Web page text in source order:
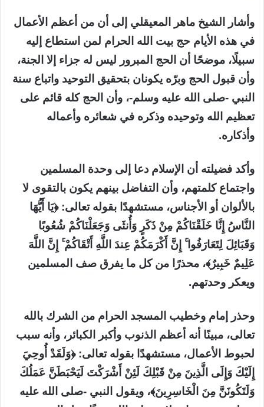
وأشار الشيخ ماهر المعيقلي إلى أن من أعظم الأعمال
في هذه الأيام حج بيت الله الحرام لمن استطاع إليه
سبيلًا، موضحًا أن الحج المبرور ليس له جزاء إلا الجنة،
وأن قبول الحج وبرّه يكونان بتحقيق التوحيد واتباع سنة
النبي -صلى الله عليه وسلم-، وأن الحج كله قائم على
تعظيم الله وتوحيده وذكره في شعائره وأعماله
وأذكاره.
وأكد فضيلته أن الإسلام دعا إلى وحدة المسلمين
واجتماع كلمتهم، وأن التفاضل بينهم يكون بالتقوى لا
بالألوان أو الأجناس، مستشهدًا بقوله تعالى: ﴿يَا أَيُّهَا
النَّاسُ إِنَّا خَلَقْنَاكُمْ مِنْ ذَكَرٍ وَأُنثَى وَجَعَلْنَاكُمْ شُعُوبًا
وَقَبَائِلَ لِتَعَارَفُوا ۚ إِنَّ أَكْرَمَكُمْ عِندَ اللَّهِ أَتْقَاكُمْ ۚ إِنَّ اللَّهَ
عَلِيمٌ خَبِيرٌ﴾، محذرًا من كل ما يفرق صف المسلمين
ويعكر وحدتهم.
وحذر إمام وخطيب المسجد الحرام من الشرك بالله
تعالى، مبينًا أنه أعظم الذنوب وأكبر الكبائر، وأنه سبب
لحبوط الأعمال، مستشهدًا بقوله تعالى: ﴿وَلَقَدْ أُوحِيَ
إِلَيْكَ وَإِلَى الَّذِينَ مِنْ قَبْلِكَ لَئِنْ أَشْرَكْتَ لَيَحْبَطَنَّ عَمَلُكَ
وَلَتَكُونَنَّ مِنَ الْخَاسِرِينَ﴾، ويقول النبي -صلى الله عليه